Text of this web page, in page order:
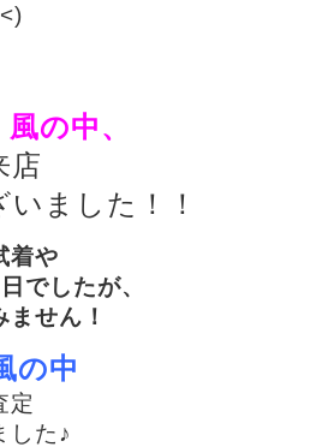
の中、
店
ました！！
着や
でしたが、
せん！
の中
定
した♪